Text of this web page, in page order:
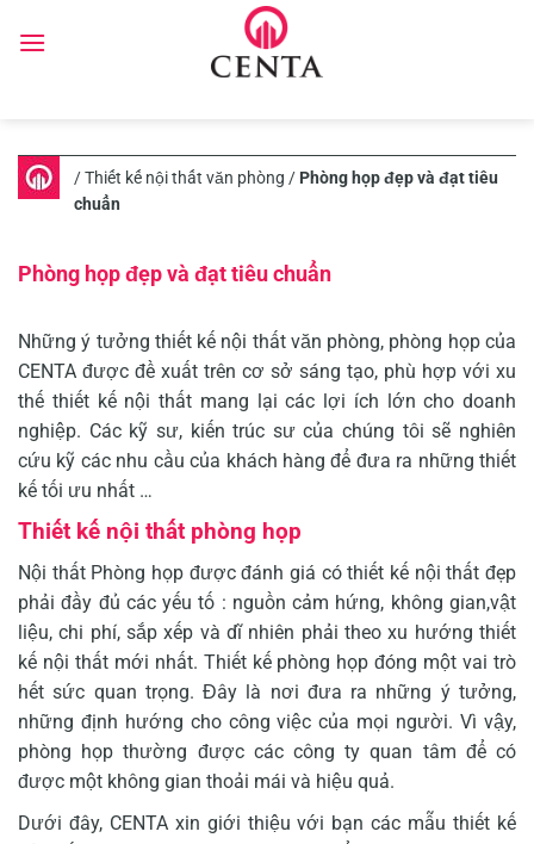
/Thiết kế nội thất văn phòng / Phòng họp đẹp và đạt tiêu
chuẩn
Phòng họp đẹp và đạt tiêu chuẩn
Những ý tưởng thiết kế nội thất văn phòng, phòng họp của
CENTA được đề xuất trên cơ sở sáng tạo, phù hợp với xu
thế thiết kế nội thất mang lại các lợi ích lớn cho doanh
nghiệp. Các kỹ sư, kiến trúc sư của chúng tôi sẽ nghiên
cứu kỹ các nhu cầu của khách hàng để đưa ra những thiết
kế tối ưu nhất …
Thiết kế nội thất phòng họp
Nội thất Phòng họp được đánh giá có thiết kế nội thất đẹp
phải đầy đủ các yếu tố : nguồn cảm hứng, không gian,vật
liệu, chi phí, sắp xếp và dĩ nhiên phải theo xu hướng thiết
kế nội thất mới nhất. Thiết kế phòng họp đóng một vai trò
hết sức quan trọng. Đây là nơi đưa ra những ý tưởng,
những định hướng cho công việc của mọi người. Vì vậy,
phòng họp thường được các công ty quan tâm để có
được một không gian thoải mái và hiệu quả.
Dưới đây, CENTA xin giới thiệu với bạn các mẫu thiết kế